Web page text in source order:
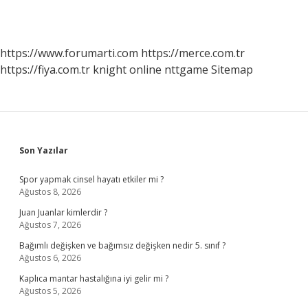
https://www.forumarti.com https://merce.com.tr
https://fiya.com.tr knight online nttgame Sitemap
Sidebar
Son Yazılar
Spor yapmak cinsel hayatı etkiler mi ?
Ağustos 8, 2026
Juan Juanlar kimlerdir ?
Ağustos 7, 2026
Bağımlı değişken ve bağımsız değişken nedir 5. sınıf ?
Ağustos 6, 2026
Kaplıca mantar hastalığına iyi gelir mi ?
Ağustos 5, 2026